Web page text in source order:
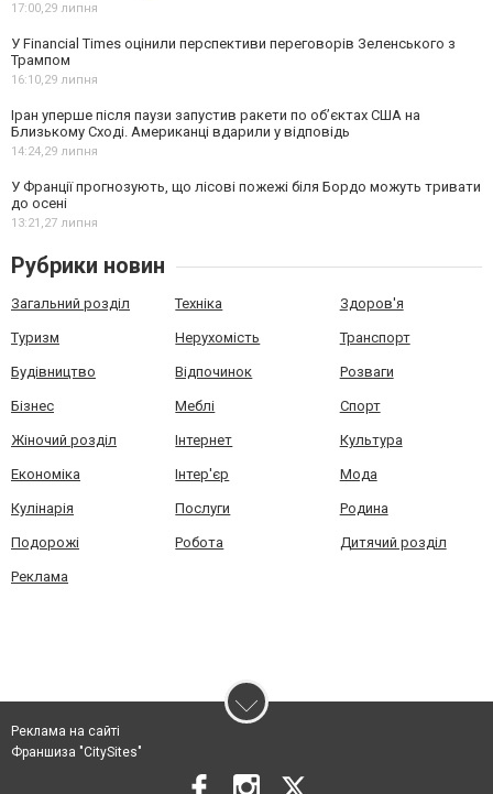
17:00,29 липня
У Financial Times оцінили перспективи переговорів Зеленського з
Трампом
16:10,29 липня
Іран уперше після паузи запустив ракети по обʼєктах США на
Близькому Сході. Американці вдарили у відповідь
14:24,29 липня
У Франції прогнозують, що лісові пожежі біля Бордо можуть тривати
до осені
13:21,27 липня
Рубрики новин
Загальний розділ Техніка Здоров'я
Туризм Нерухомість Транспорт
Будівництво Відпочинок Розваги
Бізнес Меблі Спорт
Жіночий розділ Інтернет Культура
Економіка Інтер'єр Мода
Кулінарія Послуги Родина
Подорожі Робота Дитячий розділ
Реклама
Реклама на сайті
Франшиза "CitySites"